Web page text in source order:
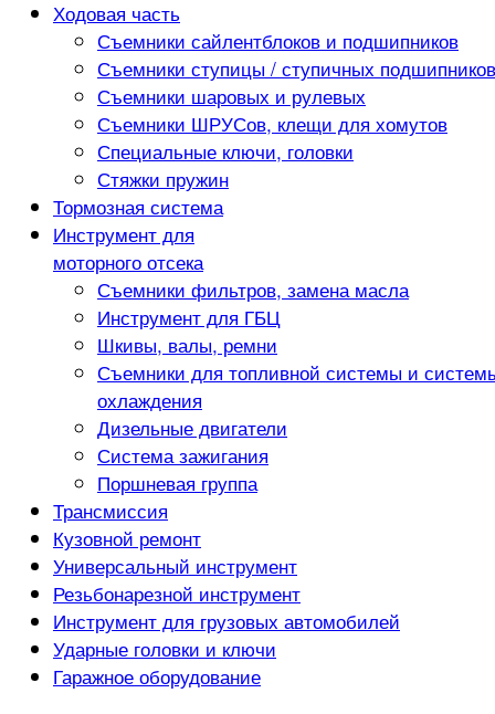
Ходовая часть
Съемники сайлентблоков и подшипников
Съемники ступицы / ступичных подшипников
Съемники шаровых и рулевых
Съемники ШРУСов, клещи для хомутов
Специальные ключи, головки
Стяжки пружин
Тормозная система
Инструмент для
моторного отсека
Съемники фильтров, замена масла
Инструмент для ГБЦ
Шкивы, валы, ремни
Съемники для топливной системы и
охлаждения
Дизельные двигатели
Система зажигания
Поршневая группа
Трансмиссия
Кузовной ремонт
Универсальный инструмент
Резьбонарезной инструмент
Инструмент для грузовых автомобилей
Ударные головки и ключи
Гаражное оборудование